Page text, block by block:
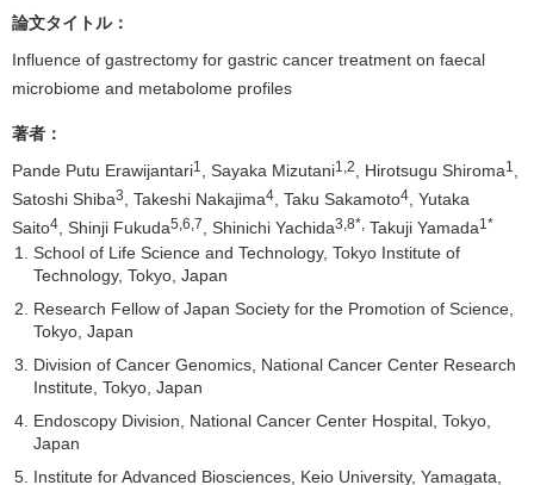
論文タイトル：
Influence of gastrectomy for gastric cancer treatment on faecal
microbiome and metabolome profiles
著者：
Pande Putu Erawijantari1, Sayaka Mizutani1,2, Hirotsugu Shiroma1,
Satoshi Shiba3, Takeshi Nakajima4, Taku Sakamoto4, Yutaka
Saito4, Shinji Fukuda5,6,7, Shinichi Yachida3,8*, Takuji Yamada1*
School of Life Science and Technology, Tokyo Institute of
Technology, Tokyo, Japan
Research Fellow of Japan Society for the Promotion of Science,
Tokyo, Japan
Division of Cancer Genomics, National Cancer Center Research
Institute, Tokyo, Japan
Endoscopy Division, National Cancer Center Hospital, Tokyo,
Japan
Institute for Advanced Biosciences, Keio University, Yamagata,